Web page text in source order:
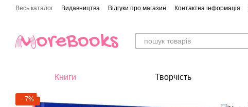
Перейти до основного контенту
Весь каталог Видавництва Відгуки про магазин Контактна інформація
Книги Творчість
−7%